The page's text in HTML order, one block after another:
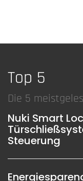
Top 5
Die 5
Nuki Smart
Steuerung